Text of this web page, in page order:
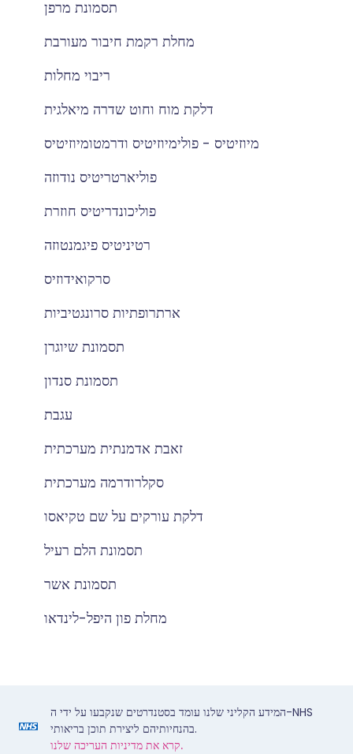
תסמונת מרפן
מחלת רקמת חיבור מעורבת
ריבוי מחלות
דלקת מוח וחוט שדרה מיאלגית
מיוזיטיס - פולימיוזיטיס ודרמטומיוזיטיס
פוליארטריטיס נודוזה
פוליכונדריטיס חוזרת
רטיניטיס פיגמנטוזה
סרקואידוזיס
ארתרופתיות סרונגטיביות
תסמונת שיוגרן
תסמונת סנדון
עגבת
זאבת אדמנתית מערכתית
סקלרודרמה מערכתית
דלקת עורקים על שם טקיאסו
תסמונת הלם רעיל
תסמונת אשר
מחלת פון היפל-לינדאו
המידע הקליני שלנו עומד בסטנדרטים שנקבעו על ידי ה-NHS
בהנחיותיהם ליצירת תוכן בריאותי.
קרא את מדיניות העריכה שלנו.